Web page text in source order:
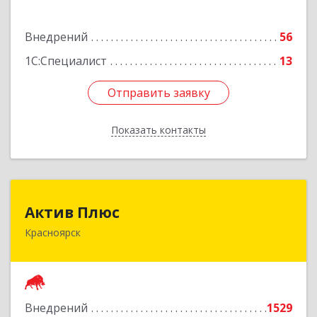
Внедрений
56
1С:Специалист
13
Отправить заявку
Показать контакты
Отправить заявку
Назад
Актив Плюс
Красноярск
Внедрений 1529
660017, Красноярский край, Красноярск г,